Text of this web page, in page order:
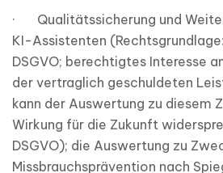
· Qualitätssicherung und
KI-Assistenten
DSGVO; berechtigtes Interesse
der vertraglich geschuldeten
kann der Auswertung zu diesem
Wirkung für die Zukunft
DSGVO); die Auswertung zu
Missbrauchsprävention nach